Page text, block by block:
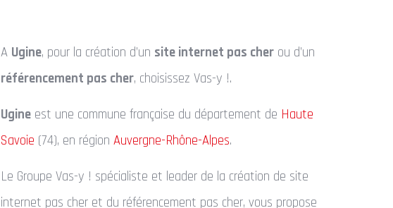
A Ugine, pour la création d’un site internet pas cher ou d’un
référencement pas cher, choisissez Vas-y !.
Ugine est une commune française du département de Haute
Savoie (74), en région Auvergne-Rhône-Alpes.
Le Groupe Vas-y ! spécialiste et leader de la création de site
internet pas cher et du référencement pas cher, vous propose